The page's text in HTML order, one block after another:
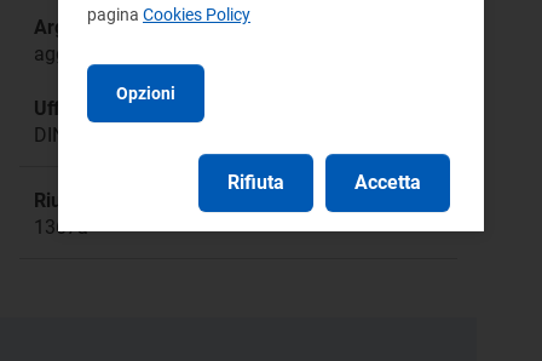
Argomento:
aggiornamento toriffario
Ufficio responsabile:
DINE
Riunione:
1367a
pagina Cookies Policy
Opzioni
Rifiuta Accetta